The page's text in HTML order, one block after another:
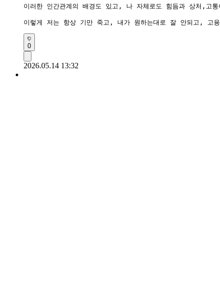
이러한 인간관계의 배경도 있고, 나 자체로도 힘듬과 상처,고
이렇게 저는 항상 기만 죽고, 내가 원하는대로 잘 안되고, 고
0
2026.05.14 13:32